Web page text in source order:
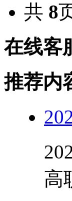
共 8
在线客
推荐内
高